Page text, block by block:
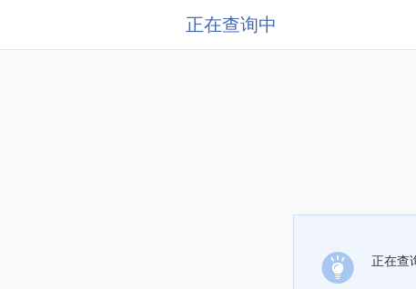
正在查询中
正在查